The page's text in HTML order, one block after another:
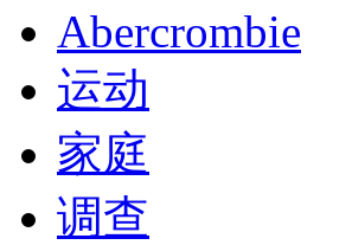
Abercrombie
运动
家庭
调查